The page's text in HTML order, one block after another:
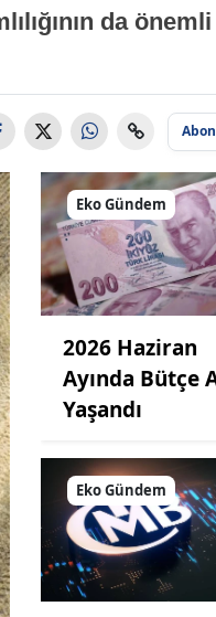
da önemli
Eko Gündem
2026 Haziran
Ayında Bütçe
Yaşandı
Eko Gündem